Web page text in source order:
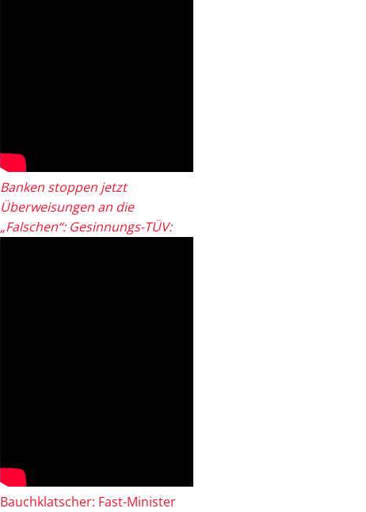
Banken stoppen jetzt
Überweisungen an die
„Falschen“: Gesinnungs-TÜV:
Bauchklatscher: Fast-Minister